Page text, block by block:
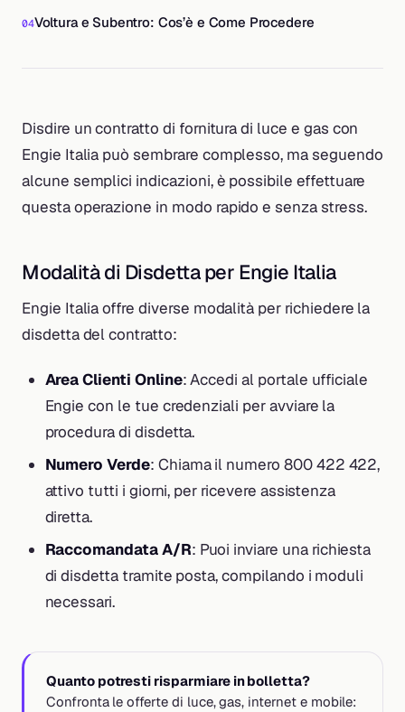
Voltura e Subentro: Cos’è e Come Procedere
Disdire un contratto di fornitura di luce e gas con
Engie Italia può sembrare complesso, ma seguendo
alcune semplici indicazioni, è possibile effettuare
questa operazione in modo rapido e senza stress.
Modalità di Disdetta per Engie Italia
Engie Italia offre diverse modalità per richiedere la
disdetta del contratto:
Area Clienti Online: Accedi al portale ufficiale
Engie con le tue credenziali per avviare la
procedura di disdetta.
Numero Verde: Chiama il numero 800 422 422,
attivo tutti i giorni, per ricevere assistenza
diretta.
Raccomandata A/R: Puoi inviare una richiesta
di disdetta tramite posta, compilando i moduli
necessari.
Quanto potresti risparmiare in bolletta?
Confronta le offerte di luce, gas, internet e mobile: